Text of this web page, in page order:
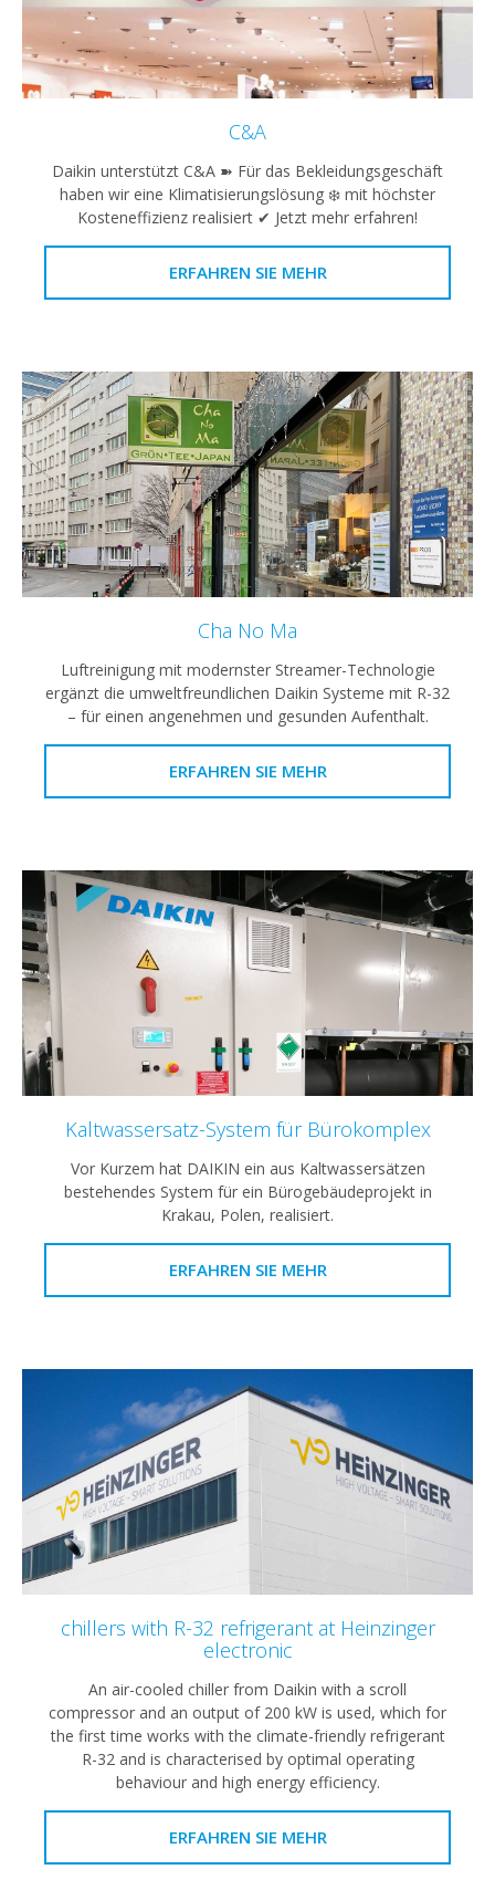
C&A
Daikin unterstützt C&A ➽ Für das Bekleidungsgeschäft
haben wir eine Klimatisierungslösung ❄️ mit höchster
Kosteneffizienz realisiert ✔ Jetzt mehr erfahren!
ERFAHREN SIE MEHR
Cha No Ma
Luftreinigung mit modernster Streamer-Technologie
ergänzt die umweltfreundlichen Daikin Systeme mit R-32
– für einen angenehmen und gesunden Aufenthalt.
ERFAHREN SIE MEHR
Kaltwassersatz-System für Bürokomplex
Vor Kurzem hat DAIKIN ein aus Kaltwassersätzen
bestehendes System für ein Bürogebäudeprojekt in
Krakau, Polen, realisiert.
ERFAHREN SIE MEHR
chillers with R-32 refrigerant at Heinzinger
electronic
An air-cooled chiller from Daikin with a scroll
compressor and an output of 200 kW is used, which for
the first time works with the climate-friendly refrigerant
R-32 and is characterised by optimal operating
behaviour and high energy efficiency.
ERFAHREN SIE MEHR